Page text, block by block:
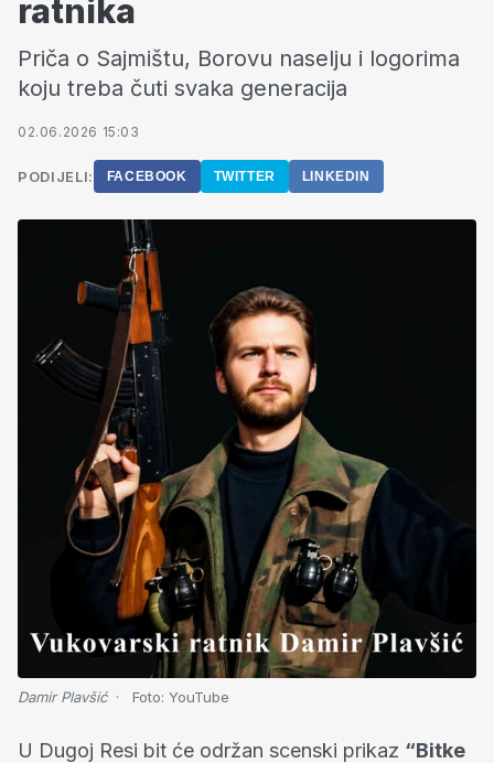
ratnika
Priča o Sajmištu, Borovu naselju i logorima
koju treba čuti svaka generacija
02.06.2026 15:03
PODIJELI: FACEBOOK TWITTER LINKEDIN
Damir Plavšić Foto: YouTube
U Dugoj Resi bit će održan scenski prikaz “Bitke